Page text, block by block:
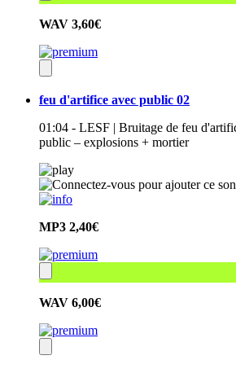
WAV 3,60€
feu d'artifice avec public 02
01:04 - LESF | Bruitage de feu
public – explosions + mortier
MP3 2,40€
WAV 6,00€